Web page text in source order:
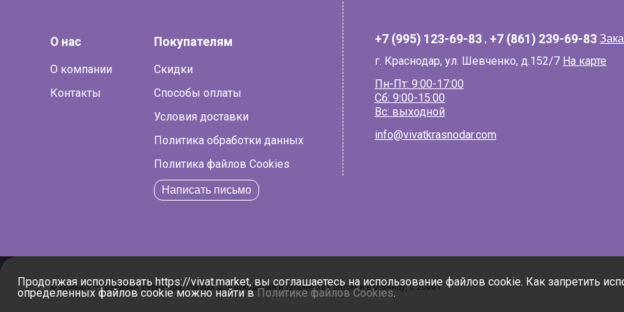
Продолжая использовать https://vivat.market, вы соглашаетесь на использование файлов cookie. Как запретить
определенных файлов cookie можно найти вПолитике файлов Cookies.
О нас
О компании
Контакты
Покупателям
Скидки
Способы оплаты
Условия доставки
Политика обработки данных
Политика файлов Cookies
Написать письмо
+7 (995) 123-69-83 , +7 (861) 239-69-83
г. Краснодар, ул. Шевченко, д.152/7 На карте
Пн-Пт: 9:00-17:00
Сб: 9:00-15:00
Вс: выходной
info@vivatkrasnodar.com
© «Виват» — Швейная фурнитура, товары для рукоделия и творчества оптом и в розницу, с 2000 г